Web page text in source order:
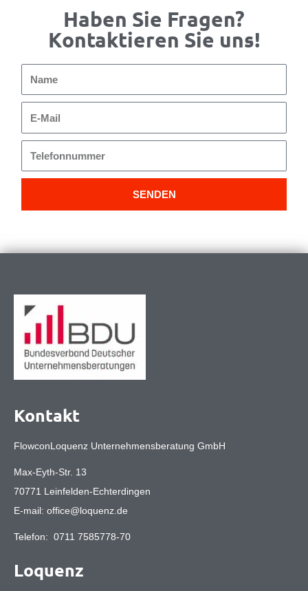
Haben Sie Fragen?
Kontaktieren Sie uns!
Mail
SENDEN
Kontakt
FlowconLoquenz Unternehmensberatung GmbH
Max-Eyth-Str. 13
70771 Leinfelden-Echterdingen
E-mail: office@loquenz.de
Telefon: 0711 7585778-70
Loquenz